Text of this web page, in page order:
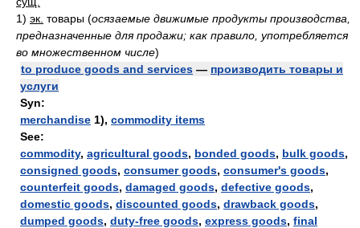
1) эк. товары (осязаемые движимые продукты производства,
предназначенные для продажи; как правило, употребляется
во множественном числе)
to produce goods and services — производить товары и
услуги
Syn:
merchandise 1), commodity items
See:
commodity, agricultural goods, bonded goods, bulk goods,
consigned goods, consumer goods, consumer's goods,
counterfeit goods, damaged goods, defective goods,
domestic goods, discounted goods, drawback goods,
dumped goods, duty-free goods, express goods, final